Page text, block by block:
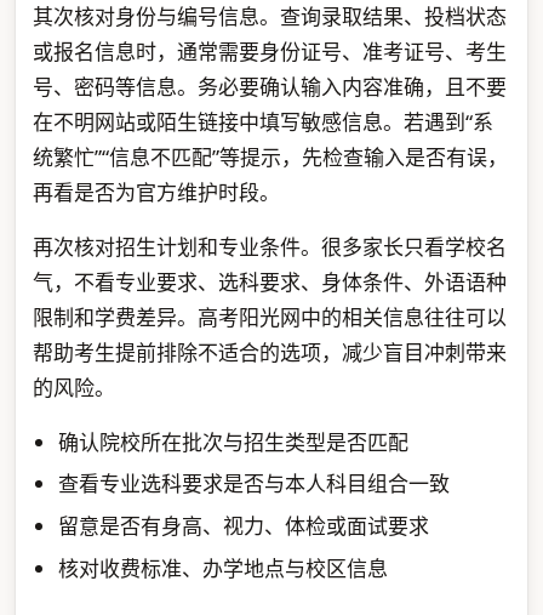
其次核对身份与编号信息。查询录取结果、投档状态
或报名信息时，通常需要身份证号、准考证号、考生
号、密码等信息。务必要确认输入内容准确，且不要
在不明网站或陌生链接中填写敏感信息。若遇到“系
统繁忙”“信息不匹配”等提示，先检查输入是否有误，
再看是否为官方维护时段。
再次核对招生计划和专业条件。很多家长只看学校名
气，不看专业要求、选科要求、身体条件、外语语种
限制和学费差异。高考阳光网中的相关信息往往可以
帮助考生提前排除不适合的选项，减少盲目冲刺带来
的风险。
确认院校所在批次与招生类型是否匹配
查看专业选科要求是否与本人科目组合一致
留意是否有身高、视力、体检或面试要求
核对收费标准、办学地点与校区信息